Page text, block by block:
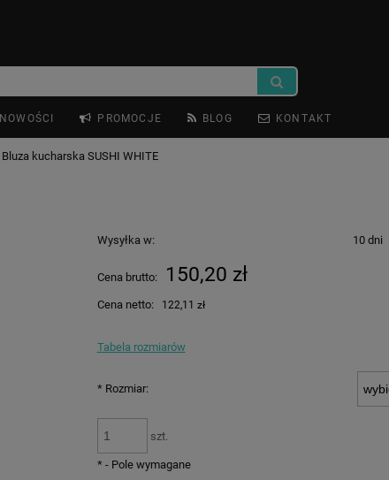
NOWOŚCI PROMOCJE BLOG KONTAKT
Bluza kucharska SUSHI WHITE
Wysyłka w: 10 dni
Cena brutto: 150,20 zł
Cena netto: 122,11 zł
Tabela rozmiarów
*Rozmiar:
szt.
*- Pole wymagane